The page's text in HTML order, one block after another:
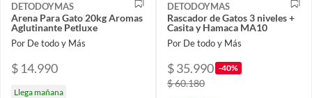
DETODOYMAS
Arena Para Gato 20kg Aromas
Aglutinante Petluxe
Por De todo y Más
$ 14.990
Llega mañana
DETODOYMAS
Rascador de Gatos 3 niveles +
Casita y Hamaca MA10
Por De todo y Más
$ 35.990 -40%
$ 60.180